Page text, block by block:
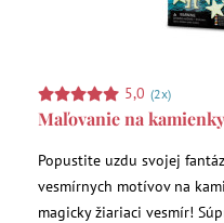
5,0 (2x)
Maľovanie na
Popustite uzdu svojej
vesmírnych motívov na
magicky žiariaci vesmír!